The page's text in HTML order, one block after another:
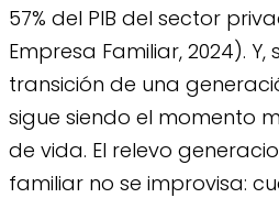
57% del PIB del sector
Empresa Familiar, 2024).
transición de una
sigue siendo el momento
de vida. El relevo
familiar no se improvisa: